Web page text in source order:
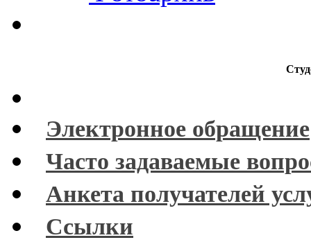
Электронное обращение
Часто задаваемые
Анкета получателей
Ссылки